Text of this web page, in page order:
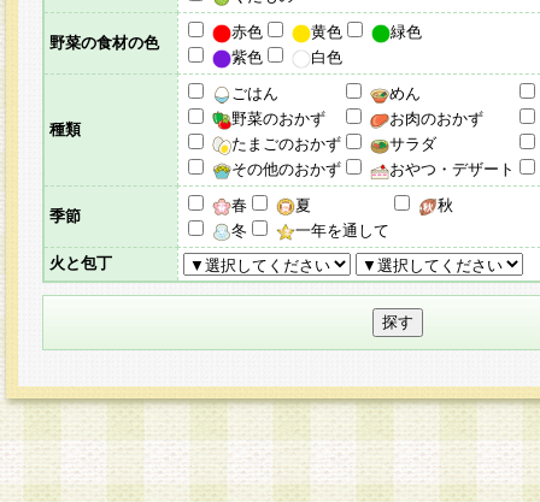
野菜の食材の色
赤色 黄色
緑色
紫色
白色
種類
ごはん
めん
野菜のおかず
お肉のおかず
たまごのおかず
サラダ
その他のおかず
おやつ・デザート
季節
春 夏
秋
冬
一年を通して
火と包丁